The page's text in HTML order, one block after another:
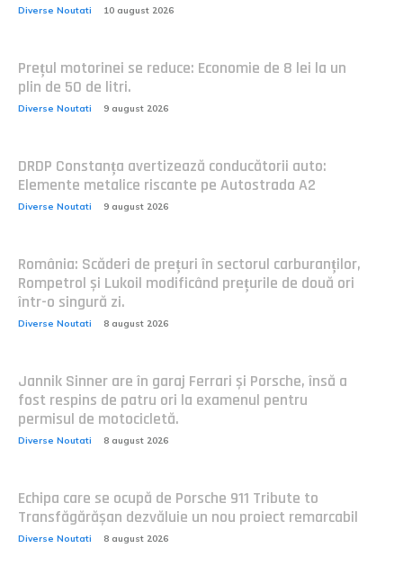
Diverse Noutati 10 august 2026
Prețul motorinei se reduce: Economie de 8 lei la un
plin de 50 de litri.
Diverse Noutati 9 august 2026
DRDP Constanța avertizează conducătorii auto:
Elemente metalice riscante pe Autostrada A2
Diverse Noutati 9 august 2026
România: Scăderi de prețuri în sectorul carburanților,
Rompetrol și Lukoil modificând prețurile de două ori
într-o singură zi.
Diverse Noutati 8 august 2026
Jannik Sinner are în garaj Ferrari și Porsche, însă a
fost respins de patru ori la examenul pentru
permisul de motocicletă.
Diverse Noutati 8 august 2026
Echipa care se ocupă de Porsche 911 Tribute to
Transfăgărășan dezvăluie un nou proiect remarcabil
Diverse Noutati 8 august 2026